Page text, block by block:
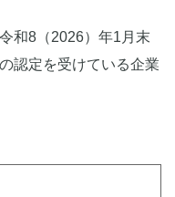
和8（2026）年1月末
認定を受けている企業